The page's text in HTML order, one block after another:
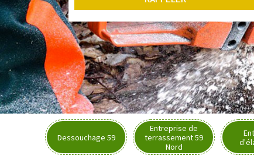
Dessouchage 59
Entreprise de
terrassement 59
Nord